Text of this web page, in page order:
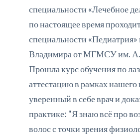
специальности «Лечебное
по настоящее время
специальности «Педиатрия»
Владимира от МГМСУ им. А.
Прошла курс обучения по
аттестацию в рамках нашего
уверенный в себе врач и
практике: "Я знаю всё про
волос с точки зрения